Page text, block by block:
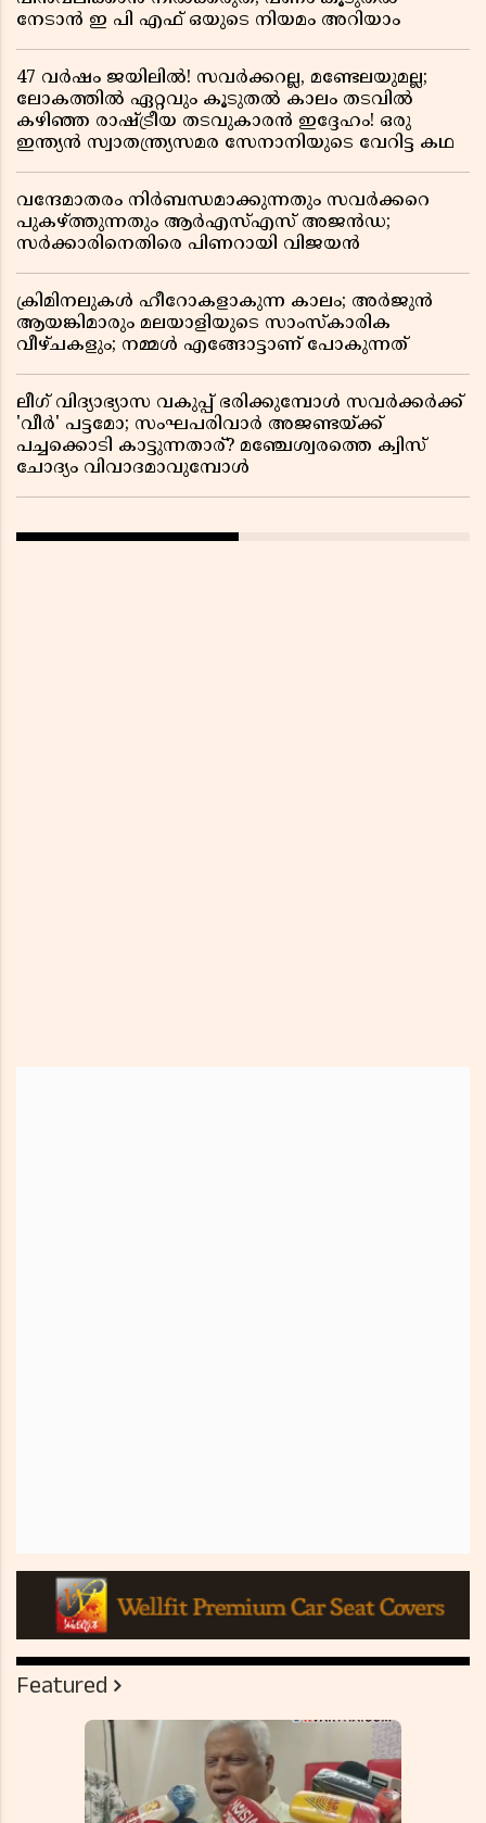
നേടാൻ ഇ പി എഫ് ഒയുടെ നിയമം അറിയാം
47 വർഷം ജയിലിൽ! സവർക്കറല്ല, മണ്ടേലയുമല്ല;
ലോകത്തിൽ ഏറ്റവും കൂടുതൽ കാലം തടവിൽ
കഴിഞ്ഞ രാഷ്ട്രീയ തടവുകാരൻ ഇദ്ദേഹം! ഒരു
ഇന്ത്യൻ സ്വാതന്ത്ര്യസമര സേനാനിയുടെ വേറിട്ട കഥ
വന്ദേമാതരം നിർബന്ധമാക്കുന്നതും സവർക്കറെ
പുകഴ്ത്തുന്നതും ആർഎസ്എസ് അജൻഡ;
സർക്കാരിനെതിരെ പിണറായി വിജയൻ
ക്രിമിനലുകൾ ഹീറോകളാകുന്ന കാലം; അർജുൻ
ആയങ്കിമാരും മലയാളിയുടെ സാംസ്കാരിക
വീഴ്ചകളും; നമ്മൾ എങ്ങോട്ടാണ് പോകുന്നത്
ലീഗ് വിദ്യാഭ്യാസ വകുപ്പ് ഭരിക്കുമ്പോൾ സവർക്കർക്ക്
'വീർ' പട്ടമോ; സംഘപരിവാർ അജണ്ടയ്ക്ക്
പച്ചക്കൊടി കാട്ടുന്നതാര്? മഞ്ചേശ്വരത്തെ ക്വിസ്
ചോദ്യം വിവാദമാവുമ്പോൾ
Featured